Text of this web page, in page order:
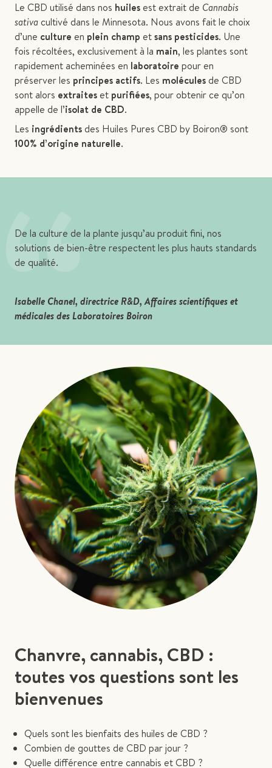
Le CBD utilisé dans nos huiles est extrait de Cannabis
sativacultivé dans le Minnesota. Nous avons fait le choix
d’une culture en plein champ etsans pesticides. Une
fois récoltées, exclusivement à la main, les plantes sont
rapidement acheminées en laboratoire pour en
préserver les principes actifs. Les moléculesde CBD
sont alors extraites et purifiées, pour obtenir ce qu’on
appelle de l’isolat de CBD.
Les ingrédientsdes Huiles Pures CBD by Boiron® sont
100% d’origine naturelle.
“
De la culture de la plante jusqu’au produit fini, nos
solutions de bien-être respectent les plus hauts standards
de qualité.
Isabelle Chanel, directrice R&D, Affaires scientifiques et
médicales des Laboratoires Boiron
Chanvre, cannabis, CBD :
toutes vos questions sont les
bienvenues
Quels sont les bienfaits des huiles de CBD ?
Combien de gouttes de CBD par jour ?
Quelle différence entre cannabis et CBD ?